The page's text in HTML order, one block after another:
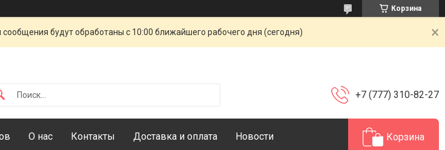
Корзина
будут обработаны с 10:00 ближайшего рабочего дня (сегодня)
+7 (777) 310-82-27
О нас Контакты Доставка и оплата Новости Корзина